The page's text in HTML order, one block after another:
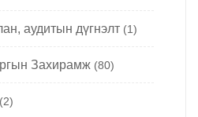
аудитын дүгнэлт (1)
Захирамж (80)
(2)